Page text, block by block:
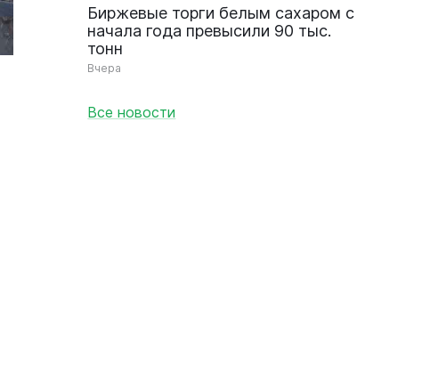
Биржевые торги белым сахаром с
начала года превысили 90 тыс.
тонн
Вчера
Все новости